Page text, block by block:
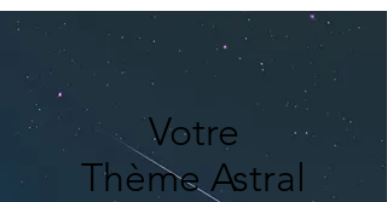
Votre
Thème Astral